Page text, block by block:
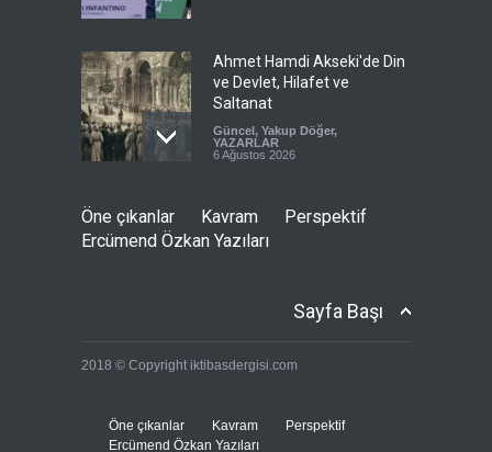
Ahmet Hamdi Akseki'de Din
ve Devlet, Hilafet ve
Saltanat
Güncel , Yakup Döğer,
YAZARLAR
6 Ağustos 2026
Güncel
YAZARLAR
görüştü: Tüm kararlarınızı
Öne çıkanlar Kavram
Perspektif
Ercümend Özkan Yazıları
Sayfa Başı
2018 © Copyright iktibasdergisi.com
Öne çıkanlar Kavram
Perspektif
Ercümend Özkan Yazıları